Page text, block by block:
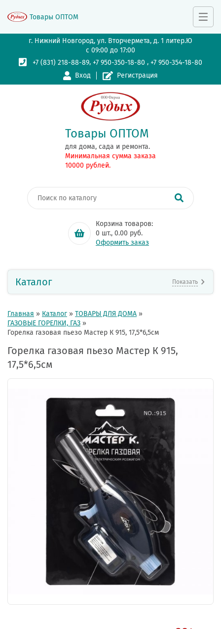
г. Нижний Новгород, ул. Вторчермета, д. 1 литер.Ю
с 09:00 до 17:00
+7 (831) 218-88-89,+7 950-350-18-80 ,+7 950-354-18-80
Вход
Регистрация
Товары ОПТОМ
для дома, сада и ремонта.
Минимальная сумма заказа
10000 рублей.
Корзина товаров:
0 шт., 0.00 руб.
Оформить заказ
Товары ОПТОМ
Каталог Показать
Главная » Каталог » ТОВАРЫ ДЛЯ ДОМА »
ГАЗОВЫЕ ГОРЕЛКИ, ГАЗ »
Горелка газовая пьезо Мастер К 915, 17,5*6,5см
Горелка газовая пьезо Мастер К 915,
17,5*6,5см